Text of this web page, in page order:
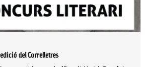
del Correlletres